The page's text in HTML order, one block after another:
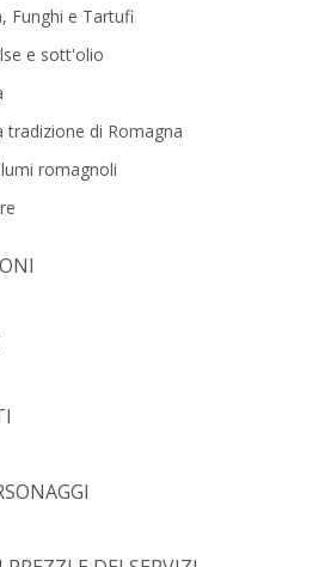
Funghi e Tartufi
e sott'olio
tradizione di Romagna
romagnoli